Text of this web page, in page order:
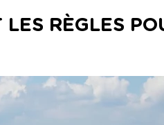
RÈGLES